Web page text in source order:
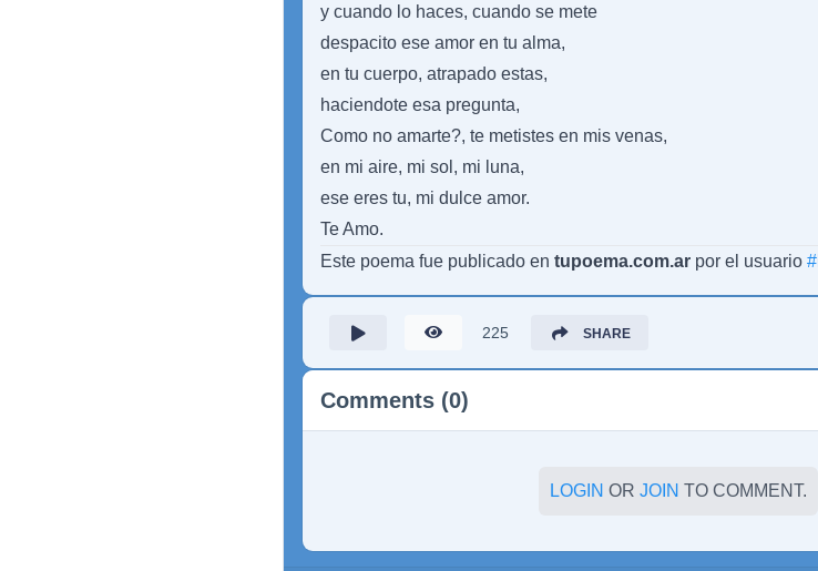
y cuando lo haces, cuando se mete
despacito ese amor en tu alma,
en tu cuerpo, atrapado estas,
haciendote esa pregunta,
Como no amarte?, te metistes en mis venas,
en mi aire, mi sol, mi luna,
ese eres tu, mi dulce amor.
Te Amo.
Este poema fue publicado en tupoema.com.ar por el usuario #
225 SHARE
Comments (0)
LOGIN OR JOIN TO COMMENT.